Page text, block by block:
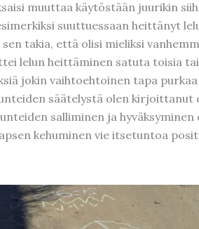
muuttaa käytöstään juurikin
suuttuessaan heittänyt
takia, että olisi mieliksi
lelun heittäminen satuta toisia
jokin vaihtoehtoinen tapa
säätelystä olen kirjoittanut
salliminen ja hyväksyminen
kehuminen vie itsetuntoa